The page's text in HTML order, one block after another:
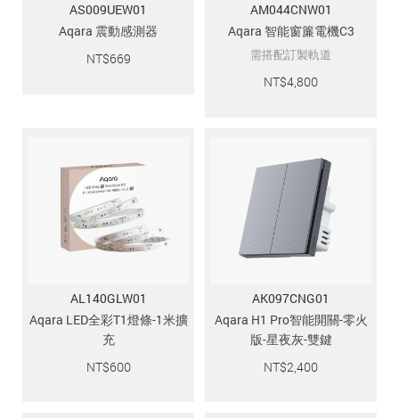
AS009UEW01
Aqara 震動感測器
NT$669
AM044CNW01
Aqara 智能窗簾電機C3
需搭配訂製軌道
NT$4,800
AL140GLW01
Aqara LED全彩T1燈條-1米擴
充
NT$600
AK097CNG01
Aqara H1 Pro智能開關-零火
版-星夜灰-雙鍵
NT$2,400